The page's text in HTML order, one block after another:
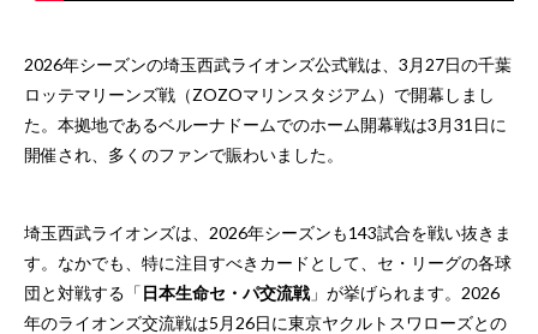
2026年シーズンの埼玉西武ライオンズ公式戦は、3月27日の千葉
ロッテマリーンズ戦（ZOZOマリンスタジアム）で開幕しまし
た。本拠地であるベルーナドームでのホーム開幕戦は3月31日に
開催され、多くのファンで賑わいました。
埼玉西武ライオンズは、2026年シーズンも143試合を戦い抜きま
す。なかでも、特に注目すべきカードとして、セ・リーグの各球
団と対戦する「日本生命セ・パ交流戦 」が挙げられます。2026
年のライオンズ交流戦は5月26日に東京ヤクルトスワローズとの